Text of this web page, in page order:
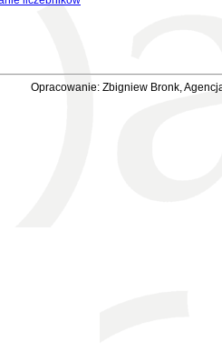
Opracowanie: Zbigniew Bronk,